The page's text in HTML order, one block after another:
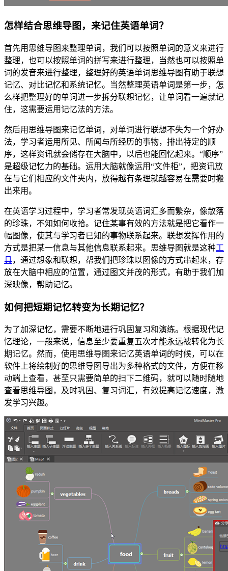
怎样结合思维导图，来记住英语单词？
首先用思维导图来整理单词，我们可以按照单词的意义来进行
整理，也可以按照单词的拼写来进行整理，当然也可以按照单
词的发音来进行整理，整理好的英语单词思维导图有助于联想
记忆、对比记忆和系统记忆。当然整理英语单词是第一步，怎
么样把整理好的单词进一步拆分联想记忆，让单词看一遍就记
住，这需要运用记忆法的方法。
然后用思维导图来记忆单词，对单词进行联想不失为一个好办
法，学习者运用所见、所闻与所经历的事物，排出特定的顺
序，这样资讯就会储存在大脑中，以后也能回忆起来。“顺序”
是超级记忆力的基础。运用大脑就像运用“文件柜”，把资讯放
在与它们相应的文件夹内，放得越有条理就越容易在需要时搬
出来用。
在英语学习过程中，学习者常发现英语词汇多而繁杂，像散落
的珍珠，不知如何收拾。记住某事有效的方法就是把它看作一
幅图像，使其与学习者已知的事物联系起来。联想发挥作用的
方式是把某一信息与其他信息联系起来。思维导图就是这种工
具，通过想象和联想，帮我们把珍珠以图像的方式串起来，存
放在大脑中相应的位置，通过图文并茂的形式，有助于我们加
深映像，帮助记忆。
如何把短期记忆转变为长期记忆？
为了加深记忆，需要不断地进行巩固复习和演练。根据现代记
忆理论，一般来说，信息至少要重复五次才能永远被转化为长
期记忆。然而，使用思维导图来记忆英语单词的时候，可以在
软件上将绘制好的思维导图导出为多种格式的文件，方便在移
动端上查看，甚至只需要简单的扫下二维码，就可以随时随地
查看思维导图，及时巩固、复习词汇，有效提高记忆速度，激
发学习兴趣。